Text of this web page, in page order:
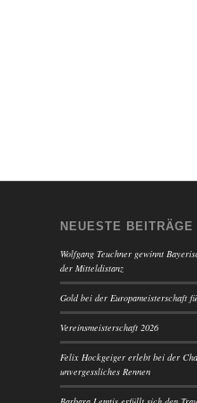
NEUESTE BEITRÄGE
Wolfgang Teuchner gewinnt
der Mitteldistanz
Gold bei der Europameisterschaft
Vereinsmeisterschaft 2026
Felix Hockgeiger erlebt bei der
unvergessliches Rennen